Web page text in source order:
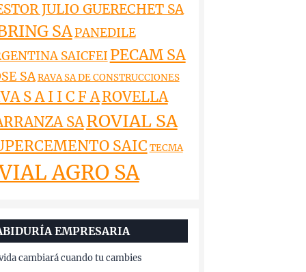
JULIO GUERECHET SA
SAPANEDILE
SAICFEI PECAM SA
SARAVA SA DE CONSTRUCCIONES
S A I I C F AROVELLA
SAROVIAL SA
SAIC TECMA
AGRO SA
EMPRESARIA
cambiará cuando tu cambies